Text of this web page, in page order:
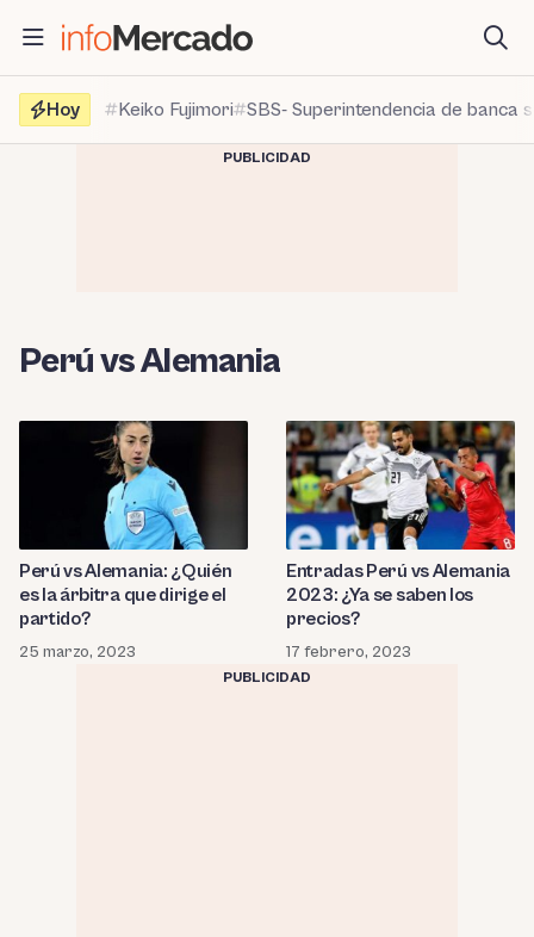
contenido
Hoy
Keiko Fujimori SBS- Superintendencia de banca
PUBLICIDAD
Perú vs Alemania
Perú vs Alemania: ¿Quién
es la árbitra que dirige el
partido?
25 marzo, 2023
Entradas Perú vs Alemania
2023: ¿Ya se saben los
precios?
17 febrero, 2023
PUBLICIDAD